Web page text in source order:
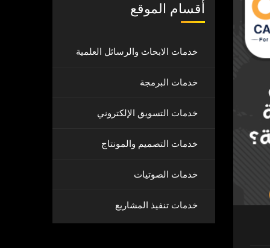
أقسام الموقع
خدمات الابحاث والرسائل العلمية
خدمات البرمجة
خدمات التسويق الإلكتروني
خدمات التصميم والمونتاج
خدمات الصوتيات
خدمات تنفيذ المشاريع